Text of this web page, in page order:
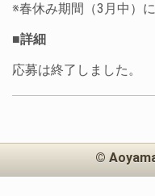
※春休み期間（3月中）
■詳細
応募は終了しました。
©